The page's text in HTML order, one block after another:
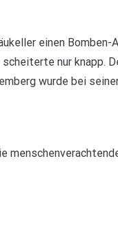
einen Bomben-
nur knapp.
wurde bei